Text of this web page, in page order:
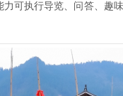
可执行导览、问答、趣